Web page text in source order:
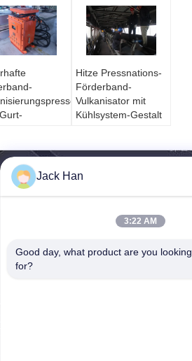
vielseitige
Hitze Pressnations-
Förderband-
Vulkanisator mit
Kühlsystem-Gestalt
Jack Han
3:22 AM
Good day, what product are you looking
for?